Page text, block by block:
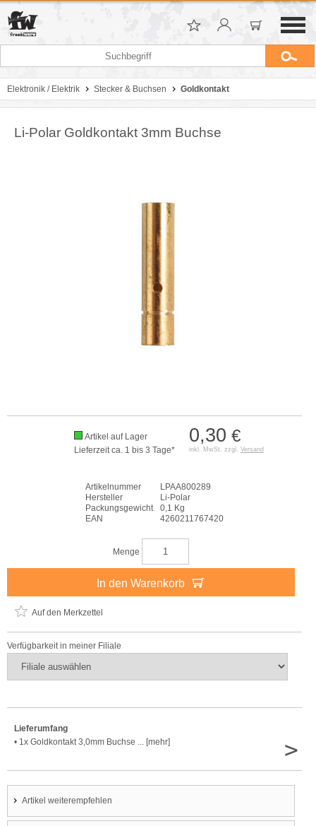
Elektronik / Elektrik Stecker & Buchsen Goldkontakt
Li-Polar Goldkontakt 3mm Buchse
0,30 €
inkl. MwSt. zzgl. Versand
Artikel auf Lager
Lieferzeit ca. 1 bis 3 Tage*
Artikelnummer
LPAA800289
Hersteller
Li-Polar
Packungsgewicht
0,1 Kg
EAN
4260211767420
Menge
In den Warenkorb
Auf den Merkzettel
Verfügbarkeit in meiner Filiale
Lieferumfang
• 1x Goldkontakt 3,0mm Buchse ... [mehr]
>
Artikel weiterempfehlen